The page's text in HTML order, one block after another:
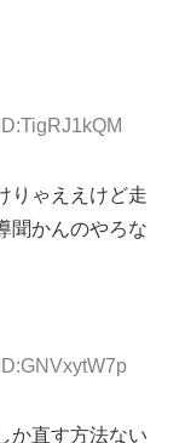
りゃええけど走
聞かんのやろな
か直す方法ない